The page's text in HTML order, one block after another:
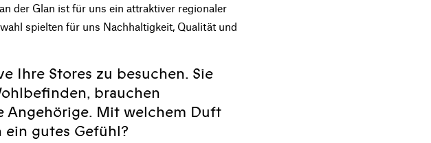
der Glan ist für uns ein attraktiver regionaler
spielten für uns Nachhaltigkeit, Qualität und
Ihre Stores zu besuchen. Sie
brauchen
Mit welchem Duft
gutes Gefühl?